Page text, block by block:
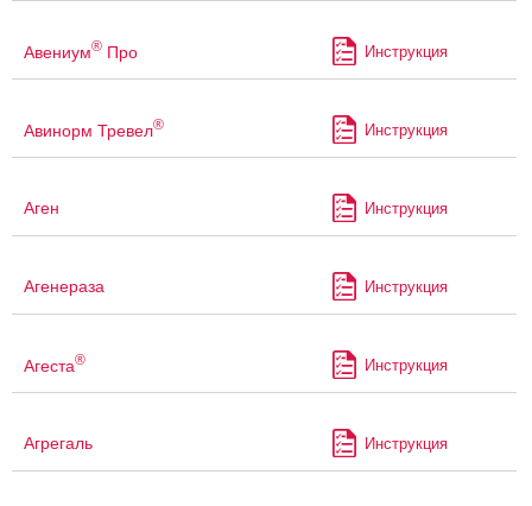
Авениум® Про Инструкция
Авинорм Тревел® Инструкция
Аген Инструкция
Агенераза Инструкция
Агеста® Инструкция
Агрегаль Инструкция